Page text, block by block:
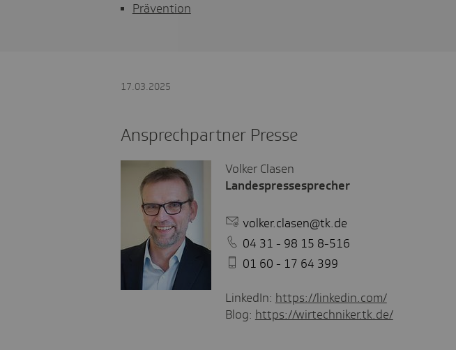
Prävention
17.03.2025
Ansprechpartner Presse
Volker Clasen
Landespressesprecher
volker.clasen@tk.de
04 31 - 98 15 8-516
01 60 - 17 64 399
LinkedIn: https://linkedin.com/
Blog: https://wirtechniker.tk.de/